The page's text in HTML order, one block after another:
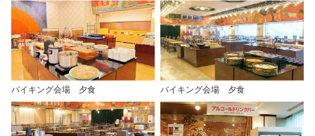
バイキング会場 夕食 バイキング会場 夕食